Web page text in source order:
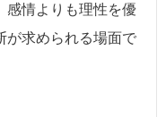
感情よりも理性を優
が求められる場面で